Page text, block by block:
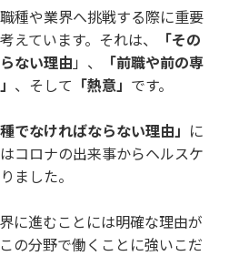
種や業界へ挑戦する際に重要
えています。それは、
「その
ない理由 」、
「前職や前の専
、そして 「熱意」 です。
でなければならない理由」 に
コロナの出来事からヘルスケ
ました。
に進むことには明確な理由が
の分野で働くことに強いこだ